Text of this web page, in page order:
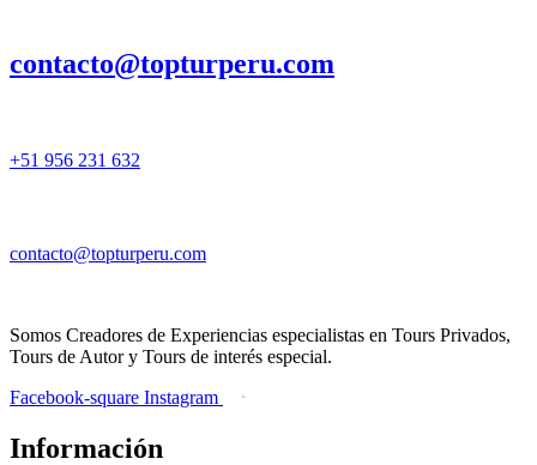
contacto@topturperu.com
+51 956 231 632
contacto@topturperu.com
Somos Creadores de Experiencias especialistas en Tours Privados,
Tours de Autor y Tours de interés especial.
Facebook-square Instagram
Información